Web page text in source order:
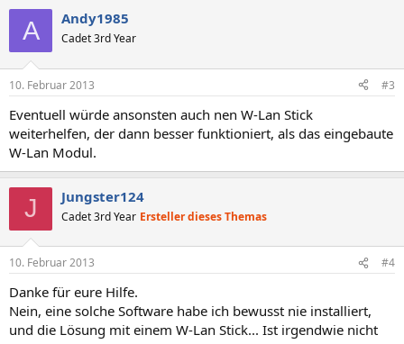
A Andy1985
Cadet 3rd Year
10. Februar 2013 #3
Eventuell würde ansonsten auch nen W-Lan Stick
weiterhelfen, der dann besser funktioniert, als das eingebaute
W-Lan Modul.
J Jungster124
Cadet 3rd Year Ersteller dieses Themas
10. Februar 2013 #4
Danke für eure Hilfe.
Nein, eine solche Software habe ich bewusst nie installiert,
und die Lösung mit einem W-Lan Stick... Ist irgendwie nicht